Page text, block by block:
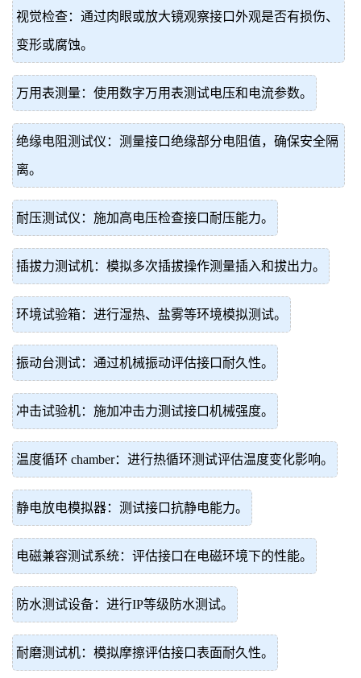
视觉检查：通过肉眼或放大镜观察接口外观是否有损伤、
变形或腐蚀。
万用表测量：使用数字万用表测试电压和电流参数。
绝缘电阻测试仪：测量接口绝缘部分电阻值，确保安全隔
离。
耐压测试仪：施加高电压检查接口耐压能力。
插拔力测试机：模拟多次插拔操作测量插入和拔出力。
环境试验箱：进行湿热、盐雾等环境模拟测试。
振动台测试：通过机械振动评估接口耐久性。
冲击试验机：施加冲击力测试接口机械强度。
温度循环 chamber：进行热循环测试评估温度变化影响。
静电放电模拟器：测试接口抗静电能力。
电磁兼容测试系统：评估接口在电磁环境下的性能。
防水测试设备：进行IP等级防水测试。
耐磨测试机：模拟摩擦评估接口表面耐久性。